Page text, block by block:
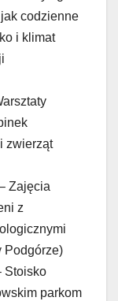
codzienne
i klimat
zwierząt
Zajęcia
z
Podgórze)
Stoisko
parkom